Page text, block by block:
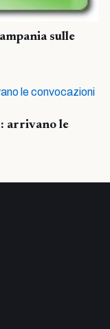
sulle
arrivano le